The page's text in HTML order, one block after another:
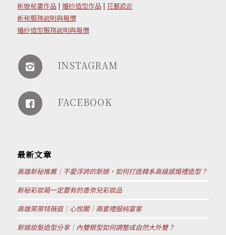
新娘秘書作品| 婚紗造型作品| 花藝設計
新秘服務說明與報價
婚紗造型服務說明與報價
INSTAGRAM
FACEBOOK
最新文章
高雄新秘推薦｜不愛浮誇的新娘，如何打造韓系高級感婚禮造型？
新秘彩妝箱一定要有的香奈兒彩妝品
高雄萊萊特薇庭｜心悅閣｜兩套禮服純宴客
新娘妝髮造型分享｜內雙眼型如何調整成自然大外雙？